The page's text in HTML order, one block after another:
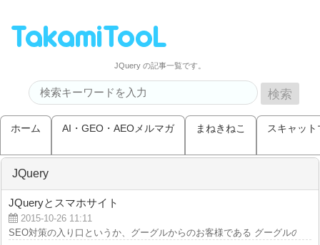
JQuery の記事一覧です。
ホーム AI・GEO・AEOメルマガ まねきねこ スキャット
JQuery
JQueryとスマホサイト
2015-10-26 11:11
SEO対策の入り口というか、グーグルからのお客様である グーグルの